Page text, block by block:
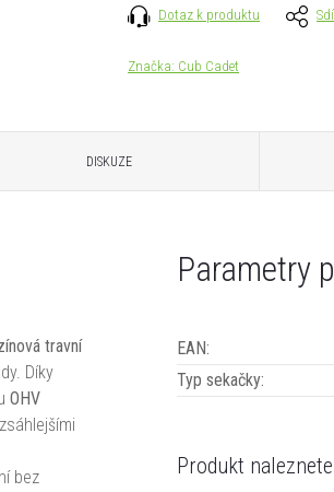
Dotaz k produktu
Značka: Cub Cadet
DISKUZE
travní
Díky
OHV
bez
Parametry
EAN:
Typ sekačky:
Produkt